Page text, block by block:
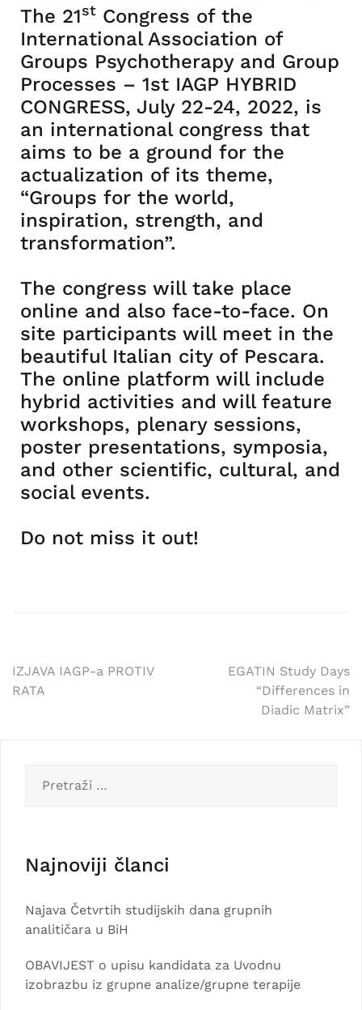
The 21st Congress of the
International Association of
Groups Psychotherapy and Group
Processes – 1st IAGP HYBRID
CONGRESS, July 22-24, 2022, is
an international congress that
aims to be a ground for the
actualization of its theme,
“Groups for the world,
inspiration, strength, and
transformation”.
The congress will take place
online and also face-to-face. On
site participants will meet in the
beautiful Italian city of Pescara.
The online platform will include
hybrid activities and will feature
workshops, plenary sessions,
poster presentations, symposia,
and other scientific, cultural, and
social events.
Do not miss it out!
IZJAVA IAGP-a PROTIV
RATA
EGATIN Study Days
“Differences in
Diadic Matrix”
Najnoviji članci
Najava Četvrtih studijskih dana grupnih
analitičara u BiH
OBAVIJEST o upisu kandidata za Uvodnu
izobrazbu iz grupne analize/grupne terapije